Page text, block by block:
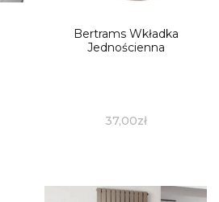
Bertrams Wkładka
Jednościenna
37,00zł